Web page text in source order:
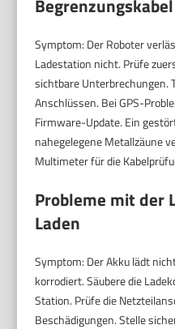
Symptom: Der Roboter
Ladestation nicht. Prüfe
sichtbare Unterbrechungen.
Anschlüssen. Bei GPS-
Firmware-Update. Ein
nahegelegene Metallzäune
Multimeter für die
Probleme mit der
Laden
Symptom: Der Akku lädt
korrodiert. Säubere die
Station. Prüfe die
Beschädigungen. Stelle